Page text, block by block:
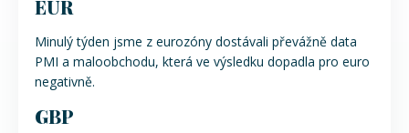
EUR
Minulý týden jsme z eurozóny dostávali převážně data
PMI a maloobchodu, která ve výsledku dopadla pro euro
negativně.
GBP